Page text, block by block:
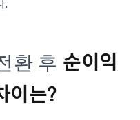
환 후 순이익
이는?